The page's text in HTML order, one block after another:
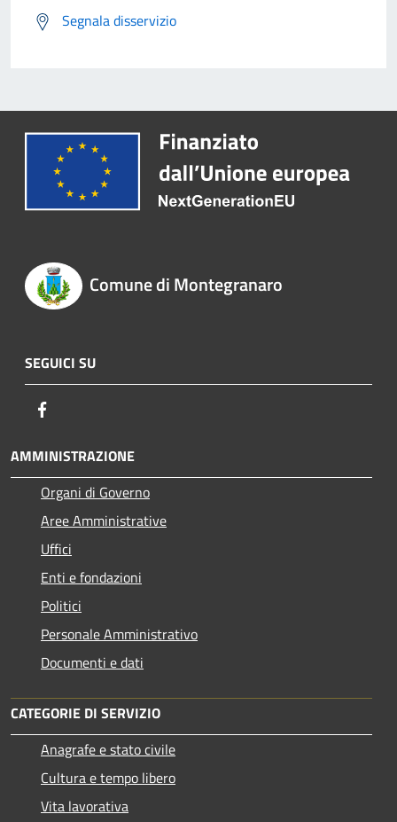
Segnala disservizio
Comune di Montegranaro
SEGUICI SU
AMMINISTRAZIONE
Organi di Governo
Aree Amministrative
Uffici
Enti e fondazioni
Politici
Personale Amministrativo
Documenti e dati
CATEGORIE DI SERVIZIO
Anagrafe e stato civile
Cultura e tempo libero
Vita lavorativa